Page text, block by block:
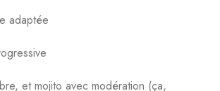
adaptée
et mojito avec modération (ça,